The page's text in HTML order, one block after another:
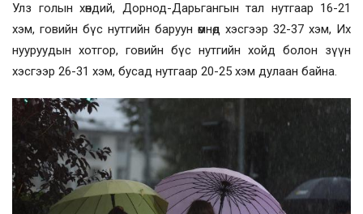
Улз голын хөндий, Дорнод-Дарьгангын тал нутгаар 16-21
хэм, говийн бүс нутгийн баруун өмнөд хэсгээр 32-37 хэм, Их
нууруудын хотгор, говийн бүс нутгийн хойд болон зүүн
хэсгээр 26-31 хэм, бусад нутгаар 20-25 хэм дулаан байна.